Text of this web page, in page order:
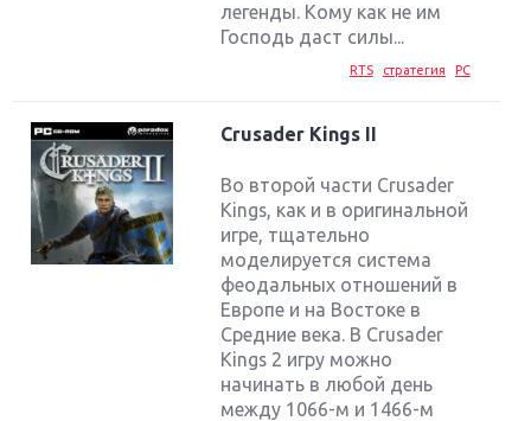
легенды. Кому как не им
Господь даст силы...
RTS стратегия PC
Crusader Kings II
Во второй части Crusader
Kings, как и в оригинальной
игре, тщательно
моделируется система
феодальных отношений в
Европе и на Востоке в
Средние века. В Crusader
Kings 2 игру можно
начинать в любой день
между 1066-м и 1466-м